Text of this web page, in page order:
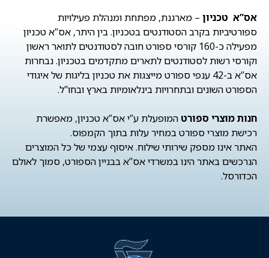
אס”א טכניון – מארגנת, מפתחת ומנהלת פעילויות
ספורטיביות בקרב הסטודנטים בטכניון. בין היתר, אס”א טכניון
מפעילה כ-160 קורסי ספורט חובה לסטודנטים לתואר ראשון
וקורסי רשות לסטודנטים לתארים מתקדמים בטכניון. נבחרות
אס”א ב-42 ענפי ספורט מייצגות את טכניון בליגות של איגודי
הספורט השונים ובתחרויות בינלאומיות בארץ ובחו”ל.
חנות מוצרי ספורט המופעלת ע”י אס”א טכניון, מאפשרת
רכישת מוצרי ספורט במחיר עלות בתוך הקמפוס.
האתר אינו מספק שירותי שילוח. איסוף עצמי של כל המוצרים
הנרכשים באתר הינו במשרדי אס”א בבניין הספורט, סמוך לאולם
הכדורסל.